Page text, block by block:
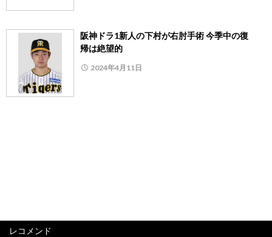
阪神ドラ1新人の下村が右肘手術 今季中の復
帰は絶望的
2024年4月11日
レコメンド